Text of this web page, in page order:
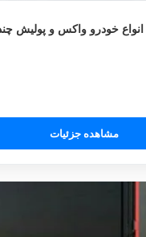
خودرو واکس و پولیش
مشاهده جزئیات